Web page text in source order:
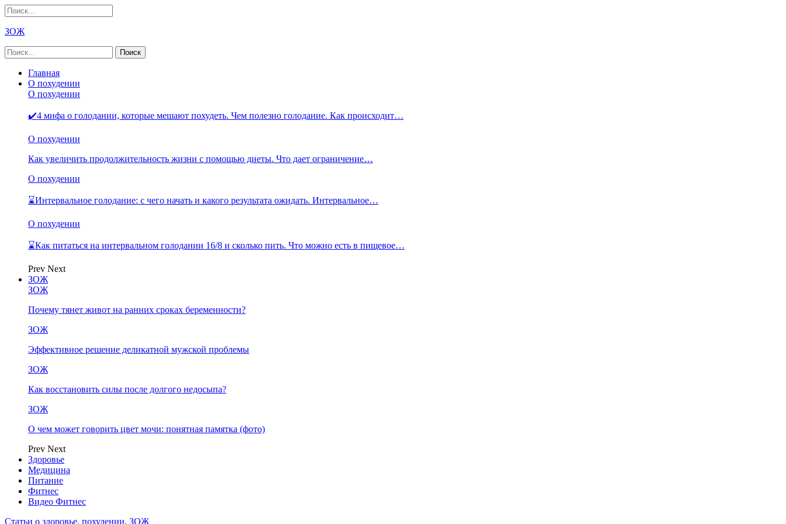
ЗОЖ
Главная
О похудении
О похудении
✔️4 мифа о голодании, которые мешают похудеть. Чем полезно голодание. Как происходит…
О похудении
Как увеличить продолжительность жизни с помощью диеты. Что дает ограничение…
О похудении
⌛Интервальное голодание: с чего начать и какого результата ожидать. Интервальное…
О похудении
⌛Как питаться на интервальном голодании 16/8 и сколько пить. Что можно есть в пищевое…
Prev Next
ЗОЖ
ЗОЖ
Почему тянет живот на ранних сроках беременности?
ЗОЖ
Эффективное решение деликатной мужской проблемы
ЗОЖ
Как восстановить силы после долгого недосыпа?
ЗОЖ
О чем может говорить цвет мочи: понятная памятка (фото)
Prev Next
Здоровье
Медицина
Питание
Фитнес
Видео Фитнес
Статьи о здоровье, похудении, ЗОЖ